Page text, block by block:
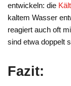
entwickeln: die
kaltem Wasser
reagiert auch oft
sind etwa doppelt
Fazit: